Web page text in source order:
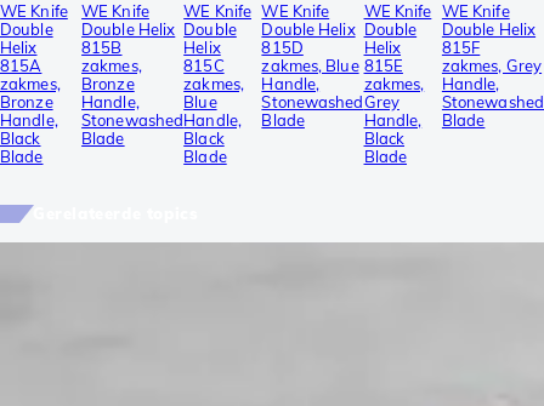
WE Knife
Double
Helix
815A
zakmes,
Bronze
Handle,
Black
Blade
WE Knife
Double Helix
815B
zakmes,
Bronze
Handle,
Stonewashed
Blade
WE Knife
Double
Helix
815C
zakmes,
Blue
Handle,
Black
Blade
WE Knife
Double Helix
815D
zakmes, Blue
Handle,
Stonewashed
Blade
WE Knife
Double
Helix
815E
zakmes,
Grey
Handle,
Black
Blade
WE Knife
Double Helix
815F
zakmes, Grey
Handle,
Stonewashed
Blade